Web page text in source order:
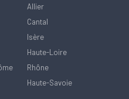
Allier
Cantal
Isère
Haute-Loire
Rhône
Haute-Savoie